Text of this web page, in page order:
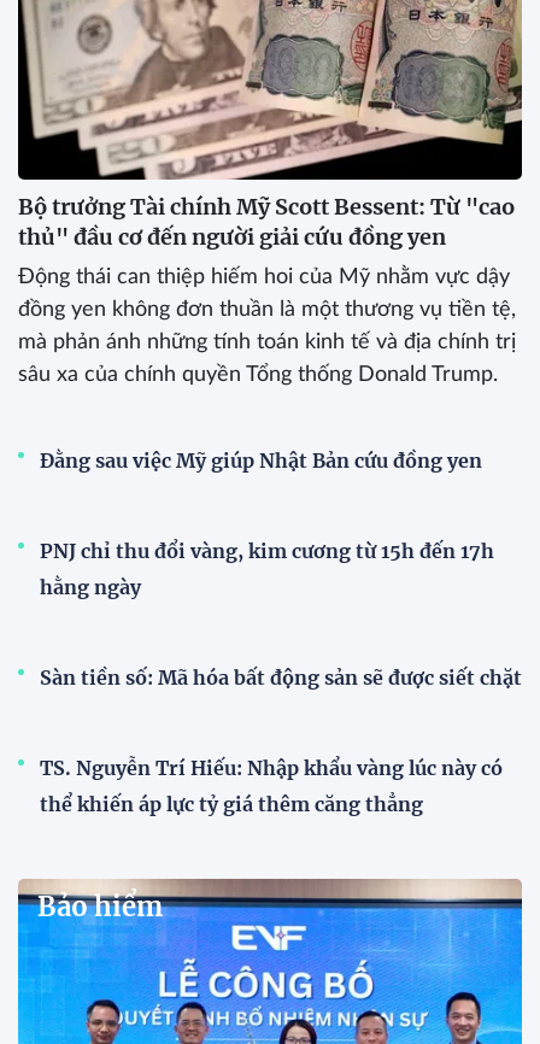
Bộ trưởng Tài chính Mỹ Scott Bessent: Từ "cao
thủ" đầu cơ đến người giải cứu đồng yen
Động thái can thiệp hiếm hoi của Mỹ nhằm vực dậy
đồng yen không đơn thuần là một thương vụ tiền tệ,
mà phản ánh những tính toán kinh tế và địa chính trị
sâu xa của chính quyền Tổng thống Donald Trump.
Đằng sau việc Mỹ giúp Nhật Bản cứu đồng yen
PNJ chỉ thu đổi vàng, kim cương từ 15h đến 17h
hằng ngày
Sàn tiền số: Mã hóa bất động sản sẽ được siết chặt
TS. Nguyễn Trí Hiếu: Nhập khẩu vàng lúc này có
thể khiến áp lực tỷ giá thêm căng thẳng
Bảo hiểm